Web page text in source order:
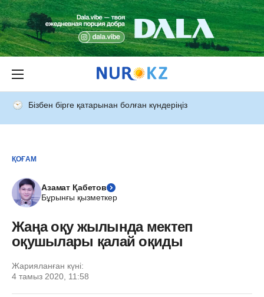
Бізбен бірге қатарынан болған күндеріңіз
ҚОҒАМ
Азамат Қабетов
Бұрынғы қызметкер
Жаңа оқу жылында мектеп
оқушылары қалай оқиды
Жарияланған күні:
4 тамыз 2020, 11:58